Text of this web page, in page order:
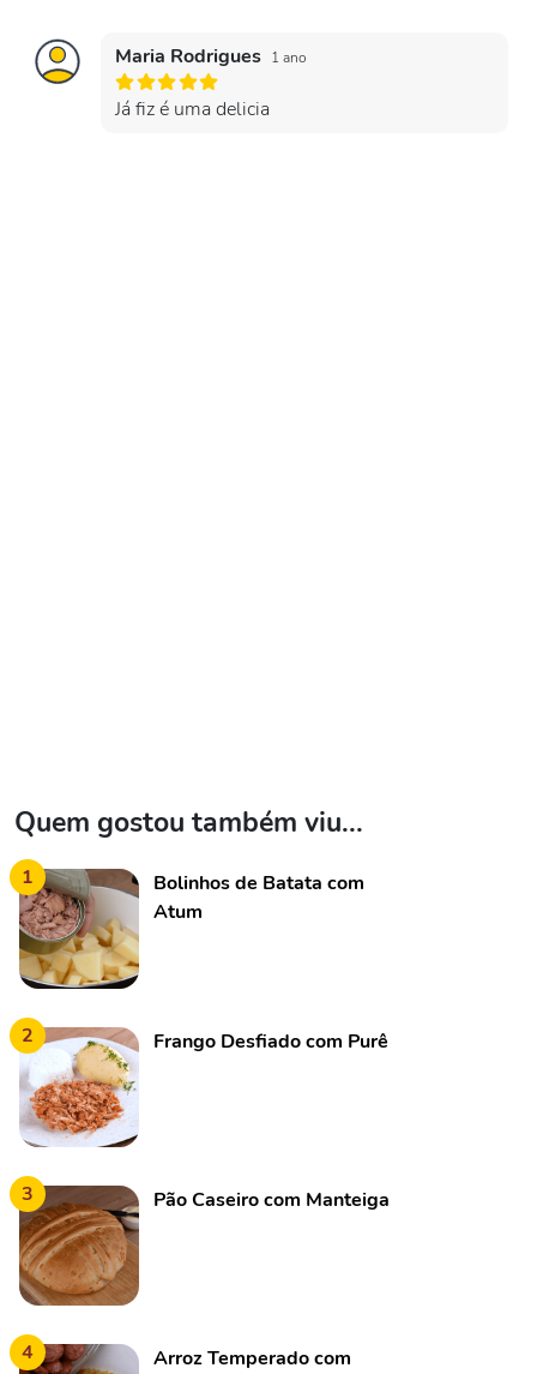
Maria Rodrigues 1 ano
Já fiz é uma delicia
Quem gostou também viu...
1
Bolinhos de Batata com
Atum
2 Frango Desfiado com Purê
3 Pão Caseiro com Manteiga
4 Arroz Temperado com